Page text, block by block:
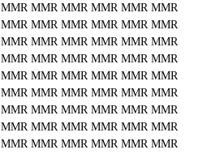
MMR MMR MMR MMR MMR MMR
MMR MMR MMR MMR MMR MMR
MMR MMR MMR MMR MMR MMR
MMR MMR MMR MMR MMR MMR
MMR MMR MMR MMR MMR MMR
MMR MMR MMR MMR MMR MMR
MMR MMR MMR MMR MMR MMR
MMR MMR MMR MMR MMR MMR
MMR MMR MMR MMR MMR MMR